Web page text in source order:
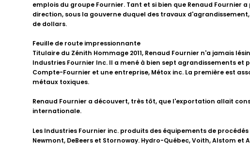
emplois du groupe Fournier. Tant et si bien que Renaud Fournier
direction, sous la gouverne duquel des travaux
de dollars.
Feuille de route impressionnante
Titulaire du Zénith Hommage 2011, Renaud Fournier n'a jamais
Industries Fournier Inc. Il a mené à bien sept agrandissements et
Compte-Fournier et une entreprise, Métox inc. La première est
métaux toxiques.
Renaud Fournier a découvert, très tôt, que l'exportation allait
internationale.
Les Industries Fournier inc. produits des équipements de
Newmont, DeBeers et Stornoway. Hydro-Québec, Voith, Alstom